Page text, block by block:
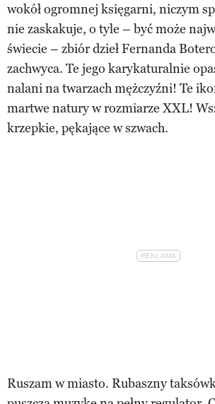
wokół ogromnej księgarni, niczym
nie zaskakuje, o tyle – być może
świecie – zbiór dzieł Fernanda
zachwyca. Te jego karykaturalnie
nalani na twarzach mężczyźni! Te
martwe natury w rozmiarze XXL!
krzepkie, pękające w szwach.
Ruszam w miasto. Rubaszny